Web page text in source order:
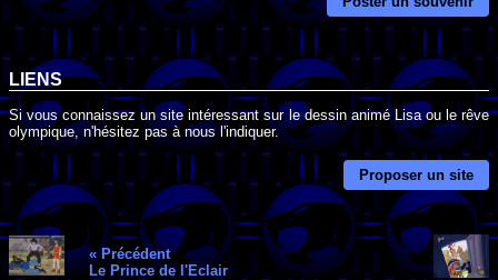
LIENS
Si vous connaissez un site intéressant sur le dessin animé Lisa ou le rêve
olympique, n'hésitez pas à nous l'indiquer.
Proposer un site
« Précédent
Le Prince de l'Eclair